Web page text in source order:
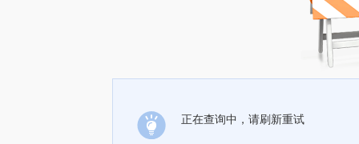
正在查询中，请刷新重试